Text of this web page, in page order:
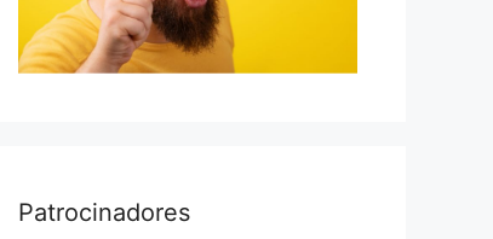
Patrocinadores